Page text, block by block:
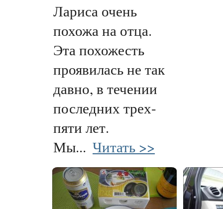
Лариса очень
похожа на отца.
Эта похожесть
проявилась не так
давно, в течении
последних трех-
пяти лет.
Мы... Читать >>